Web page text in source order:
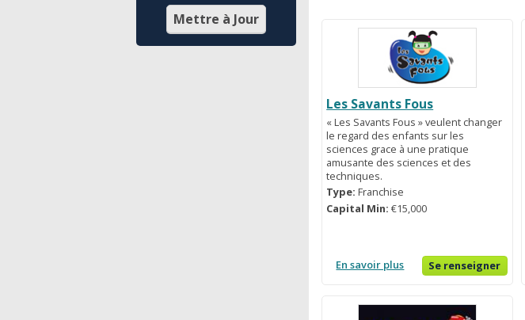
Les Savants Fous
« Les Savants Fous » veulent changer
le regard des enfants sur les
sciences grace à une pratique
amusante des sciences et des
techniques.
Type:Franchise
Capital Min:€15,000
En savoir plus Se renseigner